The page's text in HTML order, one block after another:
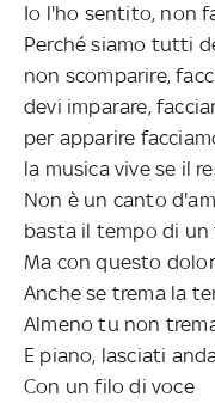
Io l'ho sentito, non
Perché siamo tutti
non scomparire,
devi imparare,
per apparire
la musica vive se il
Non è un canto
basta il tempo di un
Ma con questo
Anche se trema la
Almeno tu non
E piano, lasciati
Con un filo di voce